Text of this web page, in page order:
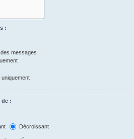
:
messages
de :
Décroissant